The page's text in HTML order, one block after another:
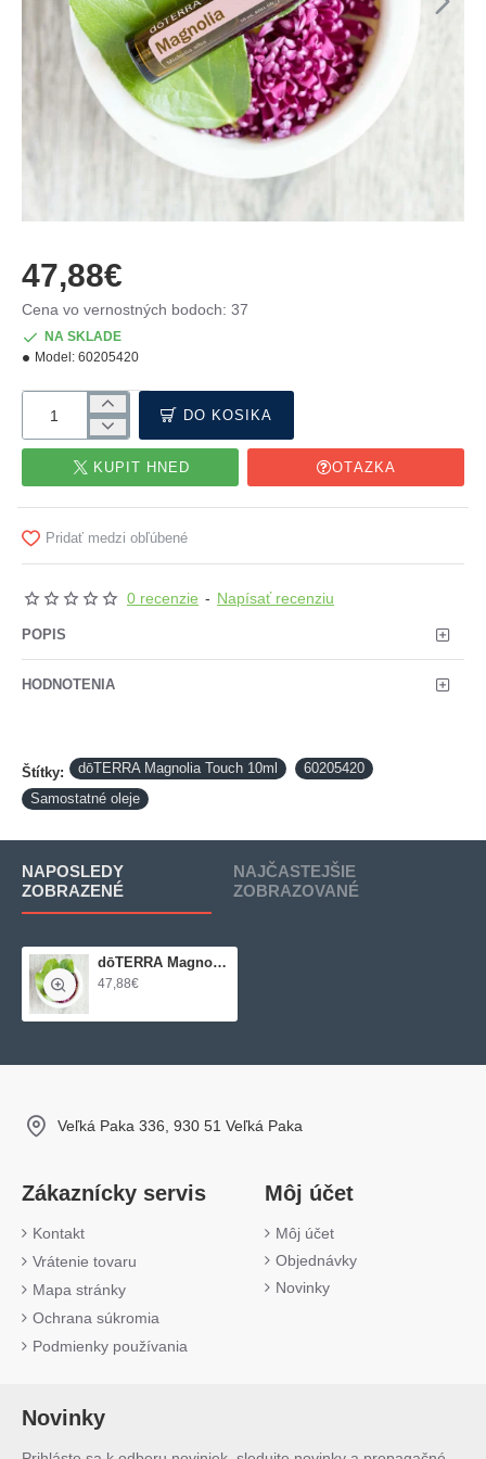
0 recenzie - Napísať recenziu
47,88€
Cena vo vernostných bodoch: 37
NA SKLADE
Model: 60205420
DO KOŠÍKA
KÚPIŤ HNEĎ OTÁZKA
Pridať medzi obľúbené
POPIS
HODNOTENIA
Štítky: dōTERRA Magnolia Touch 10ml
60205420
Samostatné oleje
NAPOSLEDY
ZOBRAZENÉ
NAJČASTEJŠIE
ZOBRAZOVANÉ
dōTERRA Magnolia Touch 10ml
47,88€
Veľká Paka 336, 930 51 Veľká Paka
Zákaznícky servis
Kontakt
Vrátenie tovaru
Mapa stránky
Ochrana súkromia
Podmienky používania
Môj účet
Môj účet
Objednávky
Novinky
Novinky